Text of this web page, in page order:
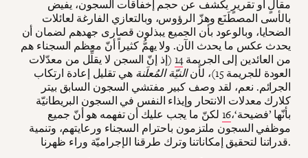
مقالٍ أو تقريرٍ يكشف عن حجم إخفاقات السجون، يفيض
بالأسى المصطَنَع وهزّ الرؤوس، وبالتعازي الفارغة لعائلات
الضحايا، وبالوعود بأن الجميع يبذلون قصارى جهدهم لضمان أن
يحدث عكس ما يحدث الآن. ولا يهمُّ كثيراً أنّ معظم السجناء هم
من العائدين إلى الجريمة14 (إذ إنّ السجن لا يقلِّل من معدّلات
العودة للجريمة 15)، لأن
النيّة المُعلَنة هي تقليل إعادة ارتكاب
الجرائم. نعم، لقد وصف كبير مفتشي السجون السابق بيتر
كلارك معدلات الانتحار وإيذاء النفس في السجون البريطانيّة
بأنّها ’فضيحة‘،16 لكنّ ما يجب عليك أن تفهمه هو أنّ جميع
موظفي السجون ملتزمون باحترام السجناء ورعايتهم، وتنمية
قدراتنا لتحقيق إمكاناتنا وترك طرقنا الإجراميّة وراء ظهرنا.